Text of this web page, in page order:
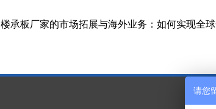
承板厂家的市场拓展与海外业务：如何实现全
请您